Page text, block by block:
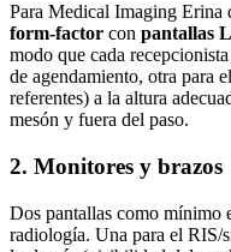
Para Medical Imaging Erina
form-factor con pantallas
modo que cada
de agendamiento, otra para
referentes) a la altura
mesón y fuera del paso.
2. Monitores y brazos
Dos pantallas como mínimo
radiología. Una para el RIS/